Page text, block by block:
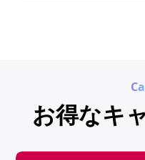
お得なキ